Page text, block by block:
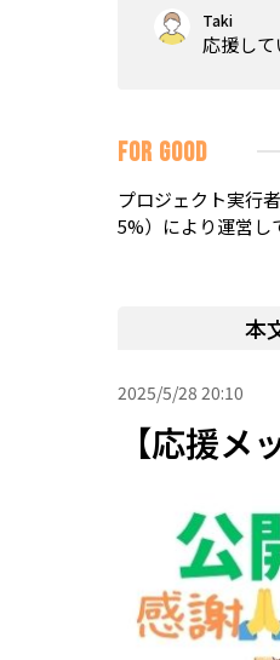
Taki
応援して
FOR GOOD
プロジェクト実行
5%）により運営し
本
2025/5/28 20:10
【応援メ